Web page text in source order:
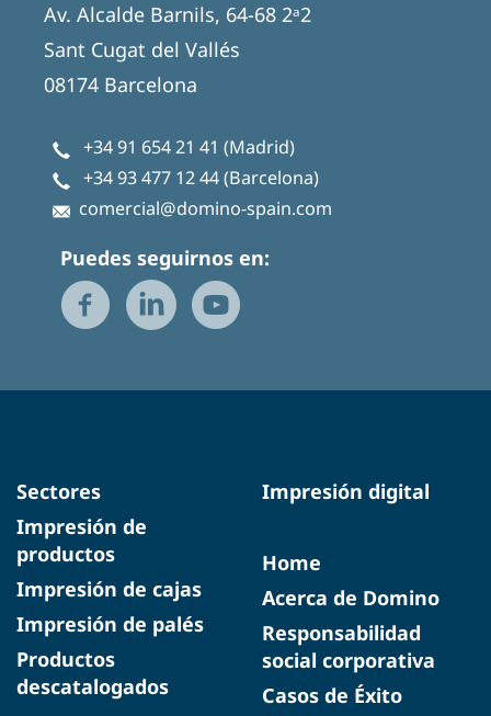
Av. Alcalde Barnils, 64-68 2ᵃ2
Sant Cugat del Vallés
08174 Barcelona
+34 91 654 21 41 (Madrid)
+34 93 477 12 44(Barcelona)
comercial@domino-spain.com
Puedes seguirnos en:
Sectores
Impresión de
productos
Impresión de cajas
Impresión de palés
Productos
descatalogados
Impresión digital
Home
Acerca de Domino
Responsabilidad
social corporativa
Casos de Éxito